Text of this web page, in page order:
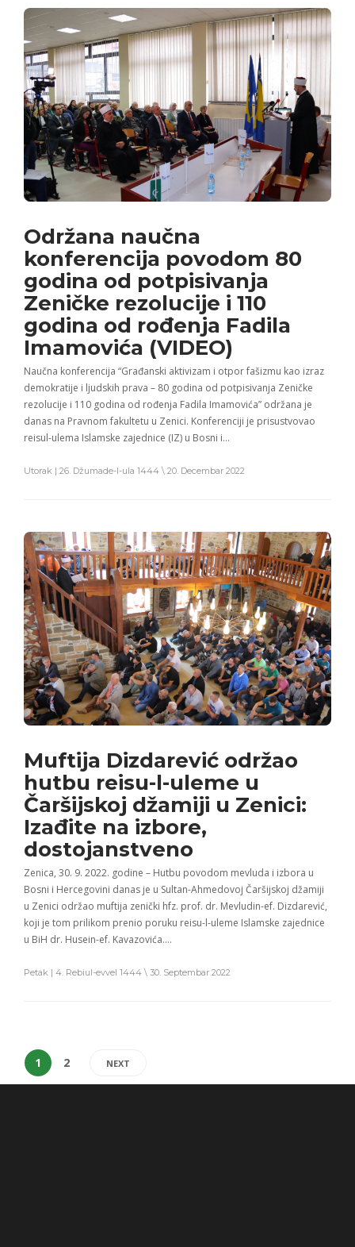
Održana naučna
konferencija povodom 80
godina od potpisivanja
Zeničke rezolucije i 110
godina od rođenja Fadila
Imamovića (VIDEO)
Naučna konferencija “Građanski aktivizam i otpor fašizmu kao izraz
demokratije i ljudskih prava – 80 godina od potpisivanja Zeničke
rezolucije i 110 godina od rođenja Fadila Imamovića” održana je
danas na Pravnom fakultetu u Zenici. Konferenciji je prisustvovao
reisul-ulema Islamske zajednice (IZ) u Bosni i…
Utorak | 26. Džumade-l-ula 1444 \ 20. Decembar 2022
Muftija Dizdarević održao
hutbu reisu-l-uleme u
Čaršijskoj džamiji u Zenici:
Izađite na izbore,
dostojanstveno
Zenica, 30. 9. 2022. godine – Hutbu povodom mevluda i izbora u
Bosni i Hercegovini danas je u Sultan-Ahmedovoj Čaršijskoj džamiji
u Zenici održao muftija zenički hfz. prof. dr. Mevludin-ef. Dizdarević,
koji je tom prilikom prenio poruku reisu-l-uleme Islamske zajednice
u BiH dr. Husein-ef. Kavazovića….
Petak | 4. Rebiul-evvel 1444 \ 30. Septembar 2022
1 2 NEXT